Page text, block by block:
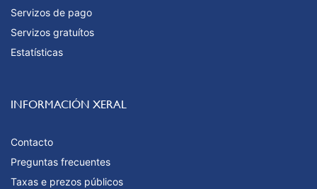
Servizos de pago
Servizos gratuítos
Estatísticas
INFORMACIÓN XERAL
Contacto
Preguntas frecuentes
Taxas e prezos públicos